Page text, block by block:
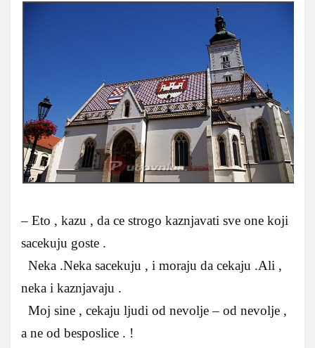
– Eto , kazu , da ce strogo kaznjavati sve one koji
sacekuju goste .
Neka .Neka sacekuju , i moraju da cekaju .Ali ,
neka i kaznjavaju .
Moj sine , cekaju ljudi od nevolje – od nevolje ,
a ne od besposlice . !